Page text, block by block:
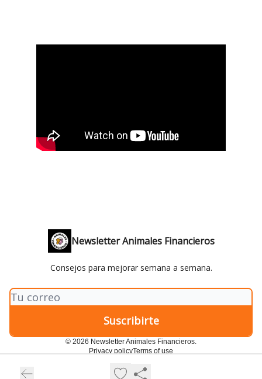
Newsletter Animales Financieros
Consejos para mejorar semana a semana.
© 2026 Newsletter Animales Financieros.
Privacy policyTerms of use
Powered by beehiiv